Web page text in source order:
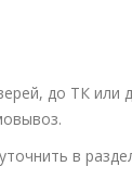
до ТК или
в